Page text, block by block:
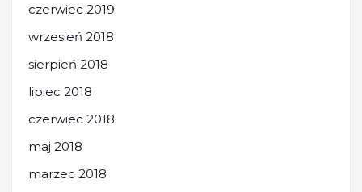
czerwiec 2019
wrzesień 2018
sierpień 2018
lipiec 2018
czerwiec 2018
maj 2018
marzec 2018